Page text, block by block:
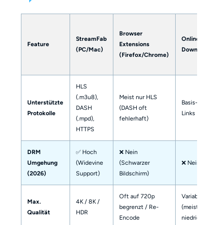
Feature
StreamFab
(PC/Mac)
Browser
Extensions
(Firefox/Chrome)
Online HLS
Downloader
Unterstützte
Protokolle
HLS
(.m3u8),
DASH
(.mpd),
HTTPS
Meist nur HLS
(DASH oft
fehlerhaft)
Basis-HLS
Links
DRM
Umgehung
(2026)
✅ Hoch
(Widevine
Support)
❌ Nein
(Schwarzer
Bildschirm)
❌ Nein
Max.
Qualität
4K / 8K /
HDR
Oft auf 720p
begrenzt / Re-
Encode
Variabel
(meist
niedrig)